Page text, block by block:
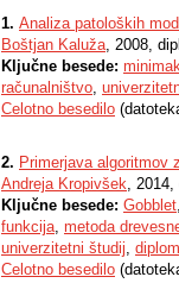
1. Analiza patoloških
Boštjan Kaluža, 2008,
Ključne besede:
računalništvo,
Celotno besedilo
2. Primerjava algoritmov
Andreja Kropivšek, 2014,
Ključne besede: Gobblet,
funkcija, metoda
univerzitetni študij,
Celotno besedilo